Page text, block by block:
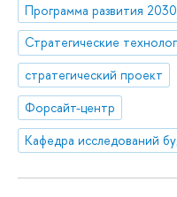
Программа развития 2030
стратегический проект
Форсайт-центр